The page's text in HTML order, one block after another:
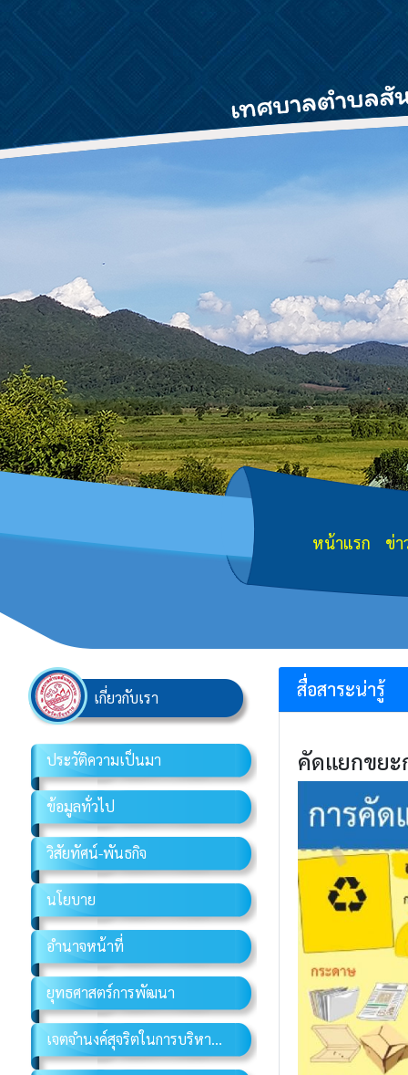
หน้าแรก ข่
เกี่ยวกับเรา
ประวัติความเป็นมา
ข้อมูลทั่วไป
วิสัยทัศน์-พันธกิจ
นโยบาย
อำนาจหน้าที่
ยุทธศาสตร์การพัฒนา
เจตจำนงค์สุจริตในการบริหารงาน
สื่อสาระน่ารู้
คัดแยกขยะ